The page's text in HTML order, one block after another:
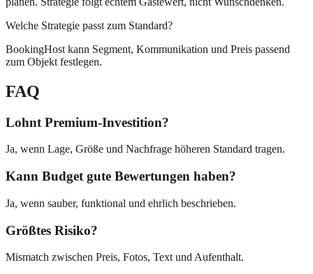
Welche Strategie passt zum Standard?
BookingHost kann Segment, Kommunikation und Preis passend
zum Objekt festlegen.
FAQ
Lohnt Premium-Investition?
Ja, wenn Lage, Größe und Nachfrage höheren Standard tragen.
Kann Budget gute Bewertungen haben?
Ja, wenn sauber, funktional und ehrlich beschrieben.
Größtes Risiko?
Mismatch zwischen Preis, Fotos, Text und Aufenthalt.